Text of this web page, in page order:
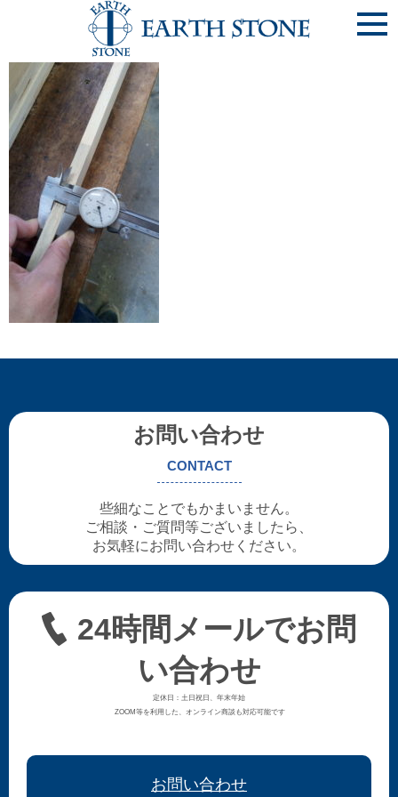
《写20190423-3》【508･山田様邸】芯材厚み合わせ②･･･ﾛ
ｰﾚﾙｺｰﾄ宝塚RF(西宮市)
お問い合わせ
CONTACT
些細なことでもかまいません。
ご相談・ご質問等ございましたら、
お気軽にお問い合わせください。
24時間メールでお問
い合わせ
定休日：土日祝日、年末年始
ZOOM等を利用した、オンライン商談も対応可能です
お問い合わせ